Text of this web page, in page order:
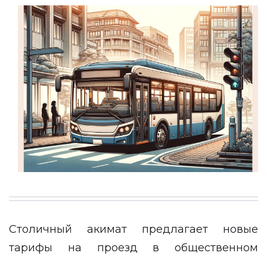
Столичный акимат предлагает новые
тарифы на проезд в общественном